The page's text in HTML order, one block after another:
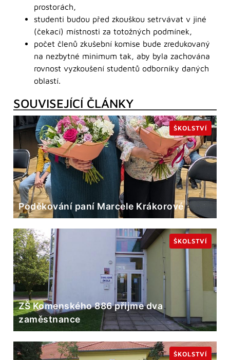
prostorách,
studenti budou před zkouškou setrvávat v jiné
(čekací) místnosti za totožných podmínek,
počet členů zkušební komise bude zredukovaný
na nezbytné minimum tak, aby byla zachována
rovnost vyzkoušení studentů odborníky daných
oblastí.
SOUVISEJÍCÍ ČLÁNKY
Poděkování paní Marcele Krákorové
ŠKOLSTVÍ
ZŠ Komenského 886 přijme dva
zaměstnance
ŠKOLSTVÍ
ŠKOLSTVÍ